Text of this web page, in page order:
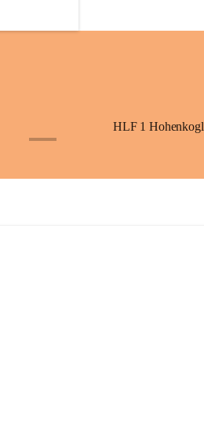
HLF 1 Hohenkogl